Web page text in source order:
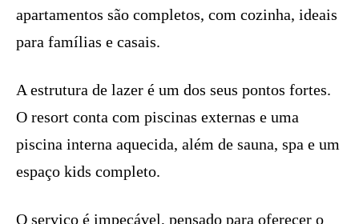
apartamentos são completos, com cozinha, ideais
para famílias e casais.
A estrutura de lazer é um dos seus pontos fortes.
O resort conta com piscinas externas e uma
piscina interna aquecida, além de sauna, spa e um
espaço kids completo.
O serviço é impecável, pensado para oferecer o